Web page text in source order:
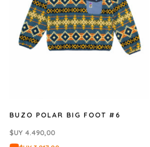
BUZO POLAR BIG FOOT #6
$UY 4.490,00